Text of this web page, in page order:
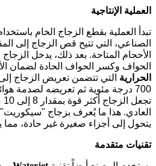
العملية الإنتاجية
تبدأ العملية بقطع الزجاج الخام
الصناعي، التي تتيح قص الزجاج إلى
الأحجام المتاحة. بعد ذلك، يدخل
الحواف وكسر الحواف الحادة لضمان
الحرارية التي تتضمن تعريض الزجاج
700 درجة مئوية ثم تعريضه لصدمة
العادي. هذا ما يُعرف بزجاج
يتحول إلى أجزاء صغيرة غير حادة، مما
تقنيات متقدمة